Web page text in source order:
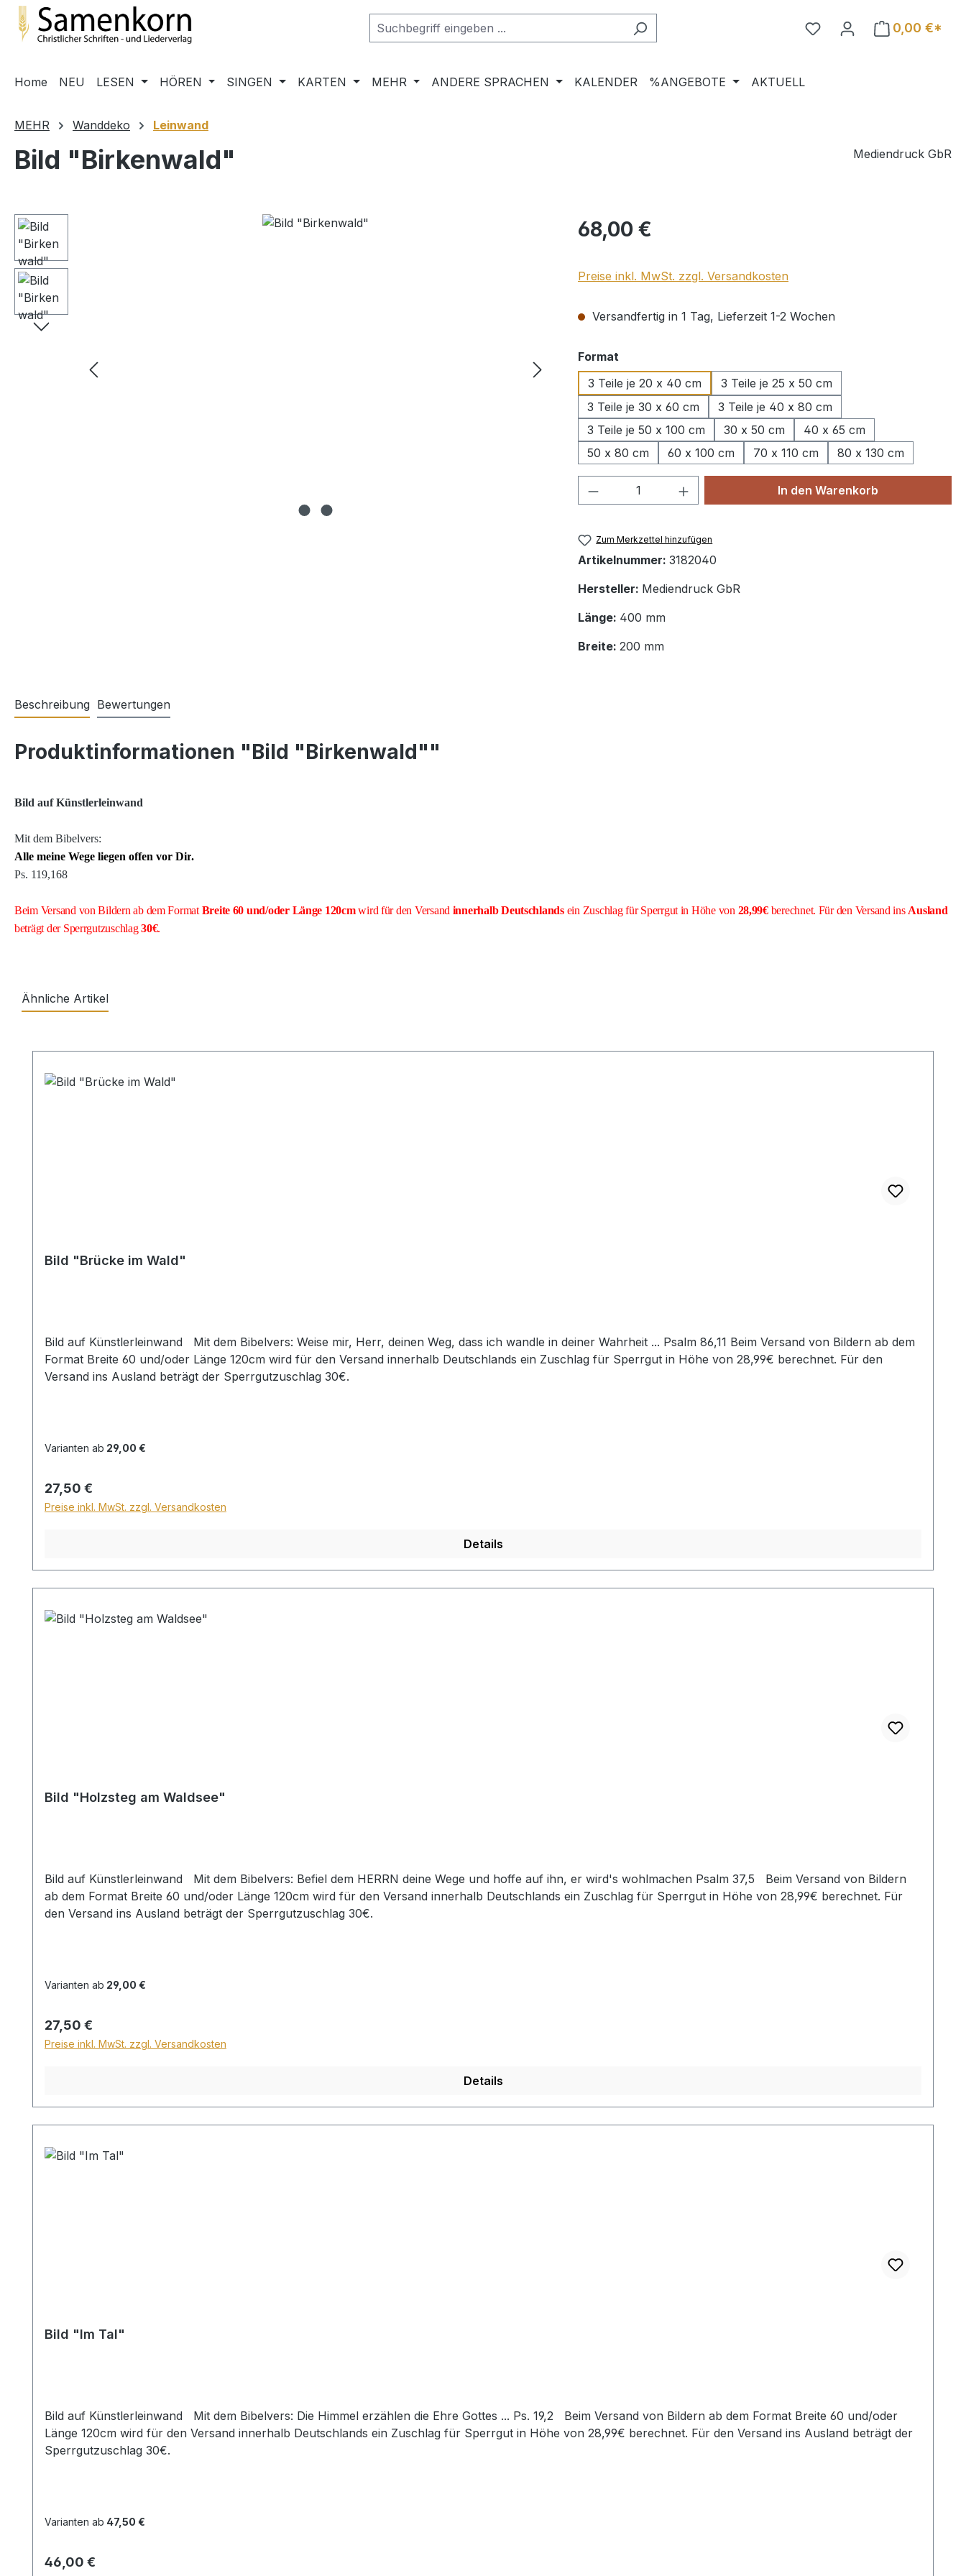
Hauptinhalt springen
Zur Suche springen
Zur Hauptnavigation springen
0,00 €*
Home NEU LESEN HÖREN SINGEN KARTEN MEHR ANDERE SPRACHEN KALENDER %ANGEBOTE AKTUELL
MEHR Wanddeko Leinwand
Bild "Birkenwald" Mediendruck GbR
Bildergalerie überspringen Regulärer Preis:
68,00 €
Preise inkl. MwSt. zzgl. Versandkosten
Versandfertig in 1 Tag, Lieferzeit 1-2 Wochen
Format
3 Teile je 20 x 40 cm
3 Teile je 25 x 50 cm
3 Teile je 30 x 60 cm
3 Teile je 40 x 80 cm
3 Teile je 50 x 100 cm
30 x 50 cm
40 x 65 cm
50 x 80 cm
60 x 100 cm 70 x 110 cm 80 x 130 cm
Produkt Anzahl: Gib den gewünschten Wert
In den Warenkorb
Zum Merkzettel hinzufügen
Artikelnummer: 3182040
Hersteller: Mediendruck GbR
Länge: 400 mm
Breite: 200 mm
Beschreibung Bewertungen
Produktinformationen "Bild "Birkenwald""
Bild auf Künstlerleinwand
Mit dem Bibelvers:
Alle meine Wege liegen offen vor Dir.
Ps. 119,168
Beim Versand von Bildern ab dem Format Breite 60 und/oder Länge 120cmwird für den Versand innerhalb Deutschlandsein Zuschlag für Sperrgut in Höhe von 28,99€berechnet. Für den Versand ins Ausland
beträgt der Sperrgutzuschlag30€.
Ähnliche Artikel
Bild "Brücke im Wald"
Bild auf Künstlerleinwand Mit dem Bibelvers: Weise mir, Herr, deinen Weg, dass ich wandle in deiner Wahrheit ... Psalm 86,11 Beim Versand von Bildern ab dem
Format Breite 60 und/oder Länge 120cm wird für den Versand innerhalb Deutschlands ein Zuschlag für Sperrgut in Höhe von 28,99€ berechnet. Für den
Versand ins Ausland beträgt der Sperrgutzuschlag 30€.
Varianten ab 29,00 €
Regulärer Preis:
27,50 €
Preise inkl. MwSt. zzgl. Versandkosten
Details
Bild "Holzsteg am Waldsee"
Bild auf Künstlerleinwand Mit dem Bibelvers: Befiel dem HERRN deine Wege und hoffe auf ihn, er wird's wohlmachen Psalm 37,5 Beim Versand von Bildern
ab dem Format Breite 60 und/oder Länge 120cm wird für den Versand innerhalb Deutschlands ein Zuschlag für Sperrgut in Höhe von 28,99€ berechnet. Für
den Versand ins Ausland beträgt der Sperrgutzuschlag 30€.
Varianten ab 29,00 €
Regulärer Preis:
27,50 €
Preise inkl. MwSt. zzgl. Versandkosten
Details
Bild "Im Tal"
Bild auf Künstlerleinwand Mit dem Bibelvers: Die Himmel erzählen die Ehre Gottes ... Ps. 19,2 Beim Versand von Bildern ab dem Format Breite 60 und/oder
Länge 120cm wird für den Versand innerhalb Deutschlands ein Zuschlag für Sperrgut in Höhe von 28,99€ berechnet. Für den Versand ins Ausland beträgt der
Sperrgutzuschlag 30€.
Varianten ab 47,50 €
Regulärer Preis:
46,00 €